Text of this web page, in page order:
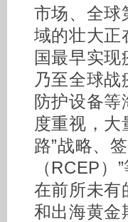
市场、全球
域的壮大正
国最早实
乃至全球
防护设备
度重视，
路”战略、
（RCEP
在前所未有
和出海黄金